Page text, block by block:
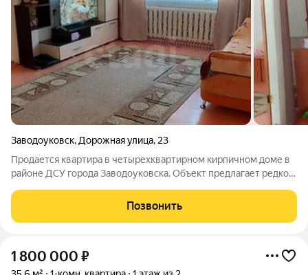
Заводоуковск, Дорожная улица, 23
Продается квартира в четырехквартирном кирпичном доме в
районе ДСУ города Заводоуковска. Объект предлагает редкое
жизни. Квартира включает две светлые комнаты, кухню и
санузел. Все инженерные
Позвонить
1 800 000 ₽